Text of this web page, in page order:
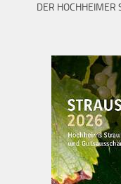
DER HOCHHEIMER